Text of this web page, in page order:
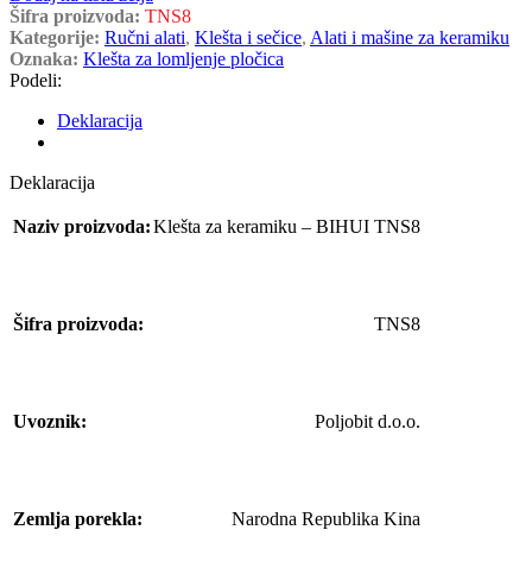
Šifra proizvoda: TNS8
Kategorije: Ručni alati, Klešta i sečice, Alati i mašine za keramiku
Oznaka: Klešta za lomljenje pločica
Podeli:
Deklaracija
Deklaracija
Naziv proizvoda:Klešta za keramiku – BIHUI TNS8
Šifra proizvoda: TNS8
Uvoznik: Poljobit d.o.o.
Zemlja porekla: Narodna Republika Kina